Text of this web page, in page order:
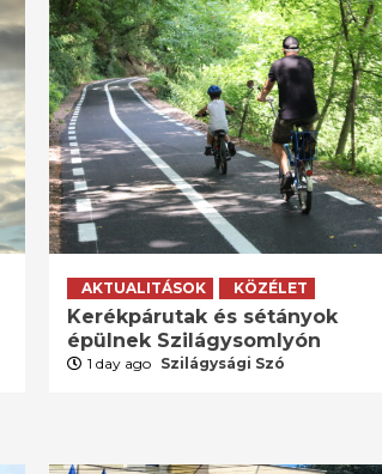
AKTUALITÁSOK KÖZÉLET
Kerékpárutak és sétányok
épülnek Szilágysomlyón
1 day ago Szilágysági Szó